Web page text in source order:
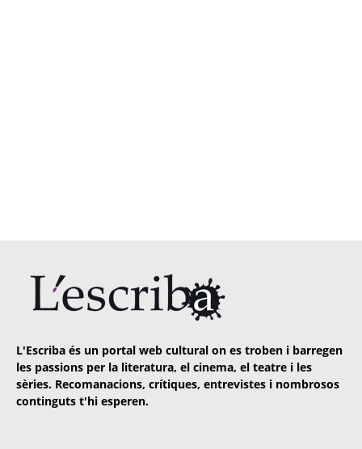
L'Escriba és un portal web cultural on es troben i barregen
les passions per la literatura, el cinema, el teatre i les
sèries. Recomanacions, crítiques, entrevistes i nombrosos
continguts t'hi esperen.